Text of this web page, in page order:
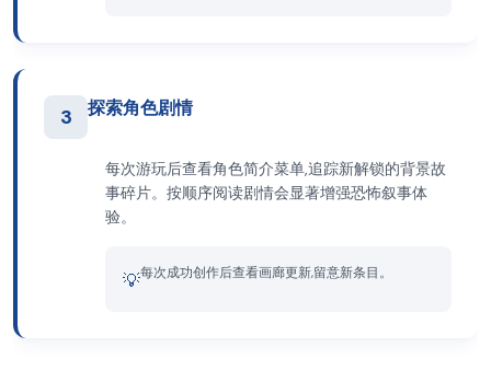
3 探索角色剧情
每次游玩后查看角色简介菜单,追踪新解锁的背景故
事碎片。按顺序阅读剧情会显著增强恐怖叙事体
验。
💡每次成功创作后查看画廊更新,留意新条目。